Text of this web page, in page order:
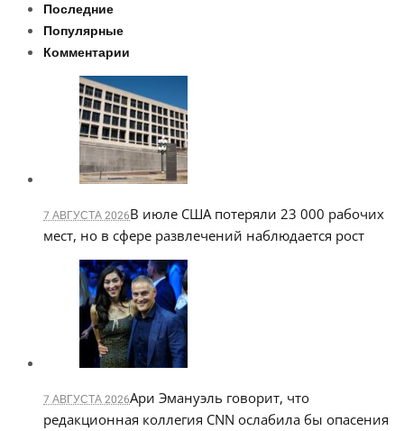
Последние
Популярные
Комментарии
7 АВГУСТА 2026В июле США потеряли 23 000 рабочих
мест, но в сфере развлечений наблюдается рост
7 АВГУСТА 2026Ари Эмануэль говорит, что
редакционная коллегия CNN ослабила бы опасения